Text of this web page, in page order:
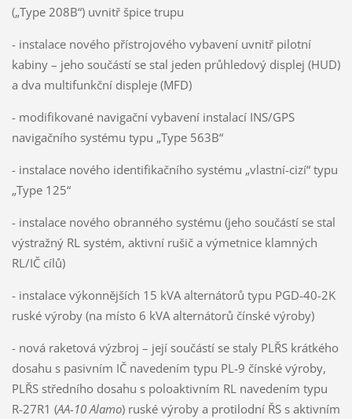
(„Type 208B“) uvnitř špice trupu
- instalace nového přístrojového vybavení uvnitř pilotní
kabiny – jeho součástí se stal jeden průhledový displej (HUD)
a dva multifunkční displeje (MFD)
- modifikované navigační vybavení instalací INS/GPS
navigačního systému typu „Type 563B“
- instalace nového identifikačního systému „vlastní-cizí“ typu
„Type 125“
- instalace nového obranného systému (jeho součástí se stal
výstražný RL systém, aktivní rušič a výmetnice klamných
RL/IČ cílů)
- instalace výkonnějších 15 kVA alternátorů typu PGD-40-2K
ruské výroby (na místo 6 kVA alternátorů čínské výroby)
- nová raketová výzbroj – její součástí se staly PLŘS krátkého
dosahu s pasivním IČ navedením typu PL-9 čínské výroby,
PLŘS středního dosahu s poloaktivním RL navedením typu
R-27R1 (AA-10 Alamo) ruské výroby a protilodní ŘS s aktivním